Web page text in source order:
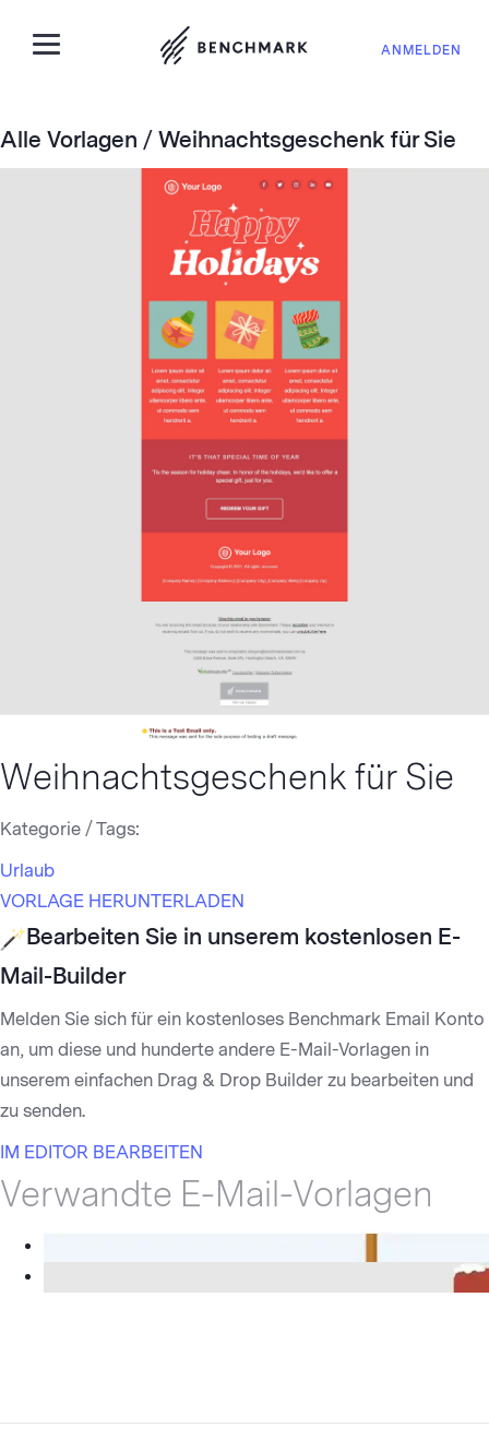
ANMELDEN
Alle Vorlagen / Weihnachtsgeschenk für Sie
Weihnachtsgeschenk für Sie
Kategorie / Tags:
Urlaub
VORLAGE HERUNTERLADEN
Bearbeiten Sie in unserem kostenlosen E-
Mail-Builder
Melden Sie sich für ein kostenloses Benchmark Email Konto
an, um diese und hunderte andere E-Mail-Vorlagen in
unserem einfachen Drag & Drop Builder zu bearbeiten und
zu senden.
IM EDITOR BEARBEITEN
Verwandte E-Mail-Vorlagen